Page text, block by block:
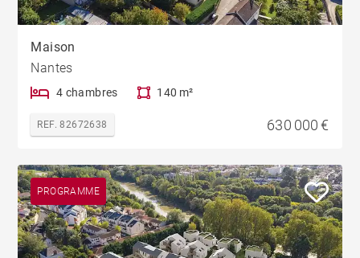
Maison
Nantes
4 chambres 140 m²
REF. 82672638 630 000 €
PROGRAMME